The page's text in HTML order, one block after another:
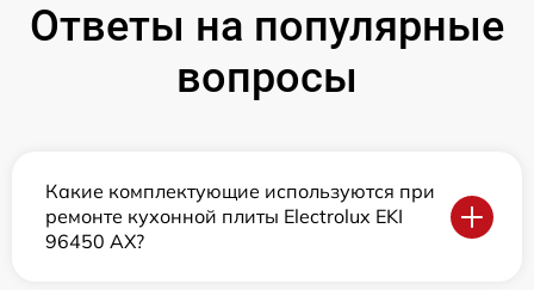
Ответы на популярные
вопросы
Какие комплектующие используются при
ремонте кухонной плиты Electrolux EKI
96450 AX?